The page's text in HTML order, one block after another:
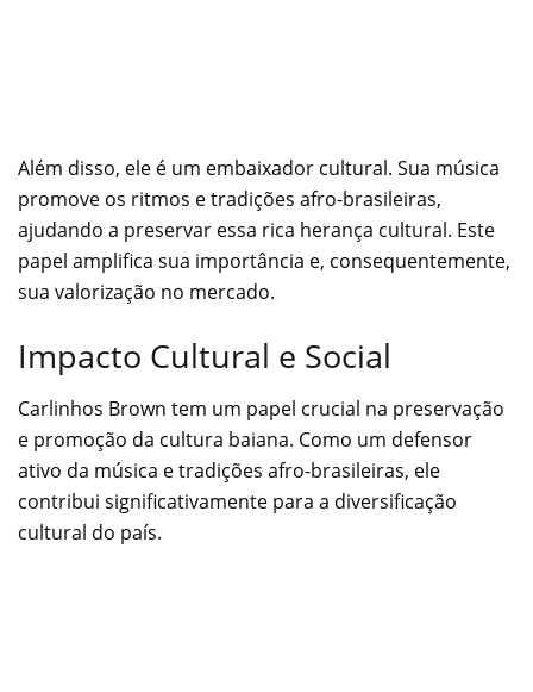
Além disso, ele é um embaixador cultural. Sua música
promove os ritmos e tradições afro-brasileiras,
ajudando a preservar essa rica herança cultural. Este
papel amplifica sua importância e, consequentemente,
sua valorização no mercado.
Impacto Cultural e Social
Carlinhos Brown tem um papel crucial na preservação
e promoção da cultura baiana. Como um defensor
ativo da música e tradições afro-brasileiras, ele
contribui significativamente para a diversificação
cultural do país.